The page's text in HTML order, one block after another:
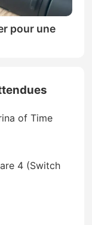
pour une
of Time
4 (Switch